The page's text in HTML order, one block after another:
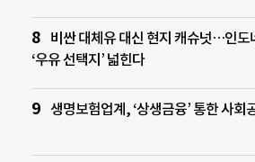
비싼 대체유 대신 현지 캐슈넛…인도
‘우유 선택지’ 넓힌다
생명보험업계, ‘상생금융’ 통한 사회